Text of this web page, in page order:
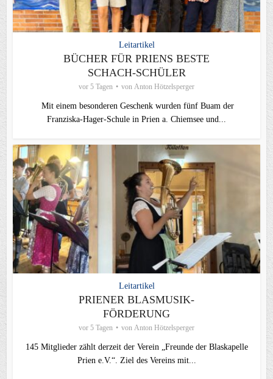
Leitartikel
BÜCHER FÜR PRIENS BESTE
SCHACH-SCHÜLER
vor 5 Tagen von Anton Hötzelsperger
Mit einem besonderen Geschenk wurden fünf Buam der
Franziska-Hager-Schule in Prien a. Chiemsee und...
Leitartikel
PRIENER BLASMUSIK-
FÖRDERUNG
vor 5 Tagen von Anton Hötzelsperger
145 Mitglieder zählt derzeit der Verein „Freunde der Blaskapelle
Prien e.V.“. Ziel des Vereins mit...